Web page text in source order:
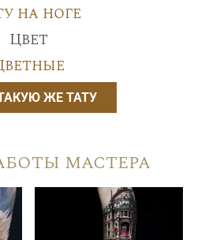
на ноге
Цвет
ЖЕ ТАТУ
мастера